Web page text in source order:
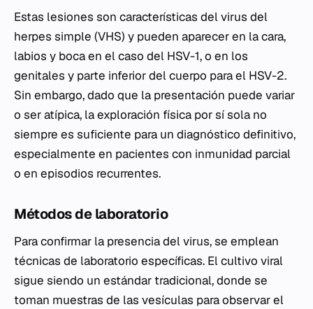
Estas lesiones son características del virus del
herpes simple (VHS) y pueden aparecer en la cara,
labios y boca en el caso del HSV-1, o en los
genitales y parte inferior del cuerpo para el HSV-2.
Sin embargo, dado que la presentación puede variar
o ser atípica, la exploración física por sí sola no
siempre es suficiente para un diagnóstico definitivo,
especialmente en pacientes con inmunidad parcial
o en episodios recurrentes.
Métodos de laboratorio
Para confirmar la presencia del virus, se emplean
técnicas de laboratorio específicas. El cultivo viral
sigue siendo un estándar tradicional, donde se
toman muestras de las vesículas para observar el